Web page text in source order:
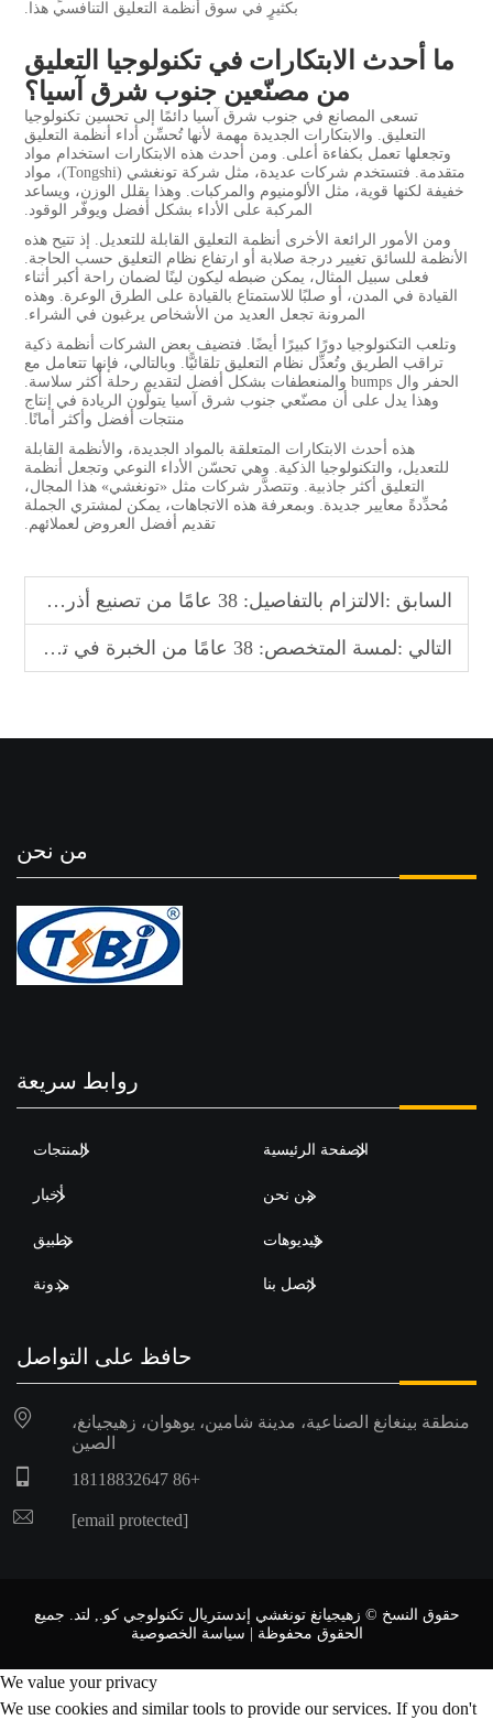
بكثيرٍ في سوق أنظمة التعليق التنافسي هذا.
ما أحدث الابتكارات في تكنولوجيا التعليق
من مصنّعين جنوب شرق آسيا؟
تسعى المصانع في جنوب شرق آسيا دائمًا إلى تحسين تكنولوجيا
التعليق. والابتكارات الجديدة مهمة لأنها تُحسِّن أداء أنظمة التعليق
وتجعلها تعمل بكفاءة أعلى. ومن أحدث هذه الابتكارات استخدام مواد
متقدمة. فتستخدم شركات عديدة، مثل شركة تونغشي (Tongshi)، مواد
خفيفة لكنها قوية، مثل الألومنيوم والمركبات. وهذا يقلل الوزن، ويساعد
المركبة على الأداء بشكل أفضل ويوفّر الوقود.
ومن الأمور الرائعة الأخرى أنظمة التعليق القابلة للتعديل. إذ تتيح هذه
الأنظمة للسائق تغيير درجة صلابة أو ارتفاع نظام التعليق حسب الحاجة.
فعلى سبيل المثال، يمكن ضبطه ليكون لينًا لضمان راحة أكبر أثناء
القيادة في المدن، أو صلبًا للاستمتاع بالقيادة على الطرق الوعرة. وهذه
المرونة تجعل العديد من الأشخاص يرغبون في الشراء.
وتلعب التكنولوجيا دورًا كبيرًا أيضًا. فتضيف بعض الشركات أنظمة ذكية
تراقب الطريق وتُعدِّل نظام التعليق تلقائيًّا. وبالتالي، فإنها تتعامل مع
الحفر وال bumps والمنعطفات بشكل أفضل لتقديم رحلة أكثر سلاسة.
وهذا يدل على أن مصنّعي جنوب شرق آسيا يتولّون الريادة في إنتاج
منتجات أفضل وأكثر أمانًا.
هذه أحدث الابتكارات المتعلقة بالمواد الجديدة، والأنظمة القابلة
للتعديل، والتكنولوجيا الذكية. وهي تحسّن الأداء النوعي وتجعل أنظمة
التعليق أكثر جاذبية. وتتصدَّر شركات مثل «تونغشي» هذا المجال،
مُحدِّدةً معايير جديدة. وبمعرفة هذه الاتجاهات، يمكن لمشتري الجملة
تقديم أفضل العروض لعملائهم.
السابق : الالتزام بالتفاصيل: 38 عامًا من تصنيع أذرع التحكم في المركبات الأصلية
التالي :لمسة المتخصص: 38 عامًا من الخبرة في تصنيع المعدات الأصلية في حلول ذراع التحكم
من نحن
روابط سريعة
الصفحة الرئيسية المنتجات
من نحن أخبار
فيديوهات تطبيق
اتصل بنا مدونة
حافظ على التواصل
منطقة بينغانغ الصناعية، مدينة شامين، يوهوان، زهيجيانغ،
الصين
+86 18118832647
[email protected]
حقوق النسخ © زهيجيانغ تونغشي إندستريال تكنولوجي كو., لتد. جميع
الحقوق محفوظة | سياسة الخصوصية
We value your privacy
We use cookies and similar tools to provide our services. If you don't